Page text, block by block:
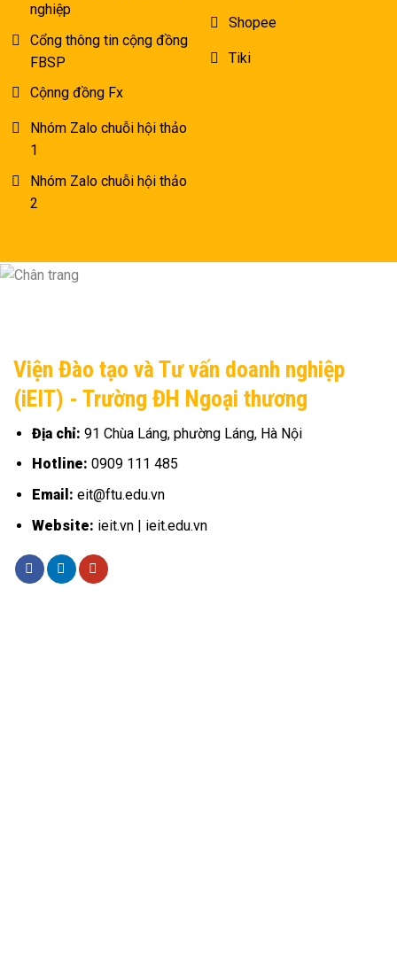
nghiệp
Cổng thông tin cộng đồng
FBSP
Cộnng đồng Fx
Nhóm Zalo chuỗi hội thảo
1
Nhóm Zalo chuỗi hội thảo
2
Shopee
Tiki
Viện Đào tạo và Tư vấn doanh nghiệp
(iEIT) - Trường ĐH Ngoại thương
Địa chỉ: 91 Chùa Láng, phường Láng, Hà Nội
Hotline: 0909 111 485
Email: eit@ftu.edu.vn
Website: ieit.vn | ieit.edu.vn